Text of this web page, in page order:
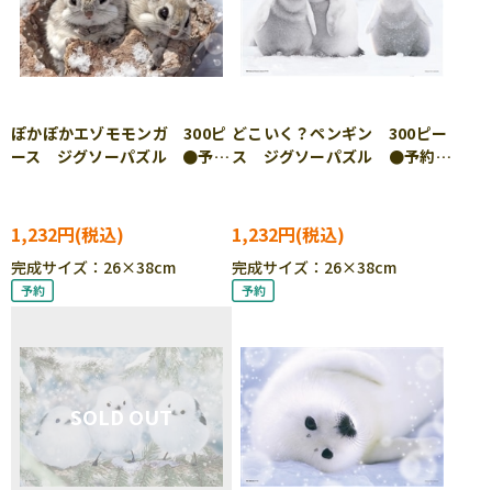
ぽかぽかエゾモモンガ 300ピ
ース ジグソーパズル ●予
1,232円
完成サイズ：26×38cm
どこいく？ペンギン 300ピー
ス ジグソーパズル ●予約
1,232円
完成サイズ：26×38cm